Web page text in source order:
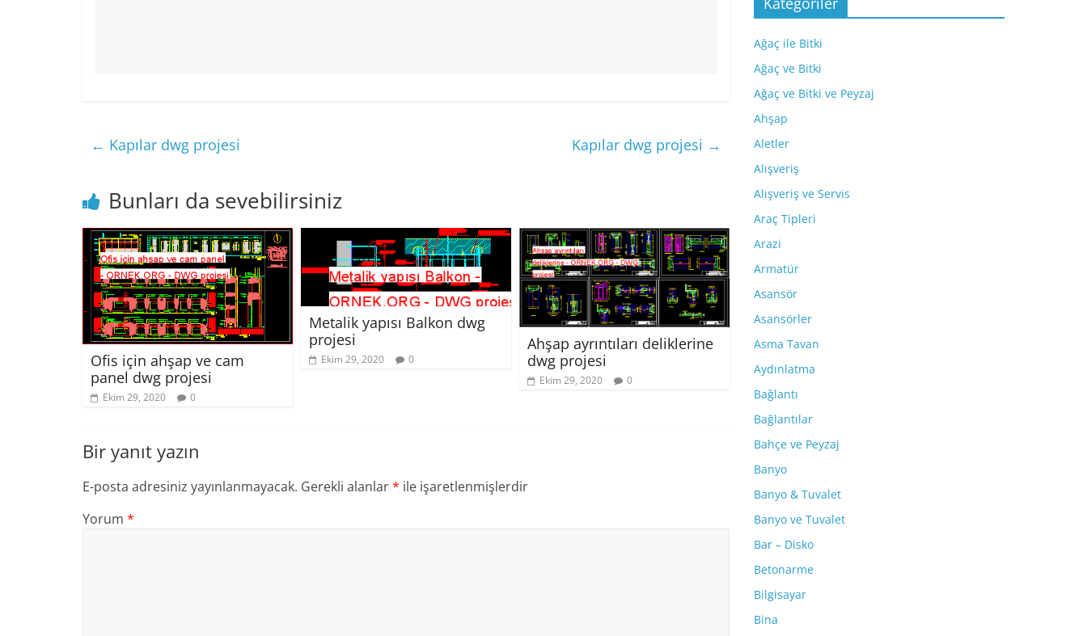
← Kapılar dwg projesi Kapılar dwg projesi →
Bunları da sevebilirsiniz
Ofis için ahşap ve cam
panel dwg projesi
Ekim 29, 2020 0
Metalik yapısı Balkon dwg
projesi
Ekim 29, 2020 0
Ahşap ayrıntıları deliklerine
dwg projesi
Ekim 29, 2020 0
Bir yanıt yazın
E-posta adresiniz yayınlanmayacak. Gerekli alanlar* ile işaretlenmişlerdir
Yorum *
Ağaç ile Bitki
Ağaç ve Bitki
Ağaç ve Bitki ve Peyzaj
Ahşap
Aletler
Alışveriş
Alışveriş ve Servis
Araç Tipleri
Arazi
Armatür
Asansör
Asansörler
Asma Tavan
Aydınlatma
Bağlantı
Bağlantılar
Bahçe ve Peyzaj
Banyo
Banyo & Tuvalet
Banyo ve Tuvalet
Bar – Disko
Betonarme
Bilgisayar
Bina